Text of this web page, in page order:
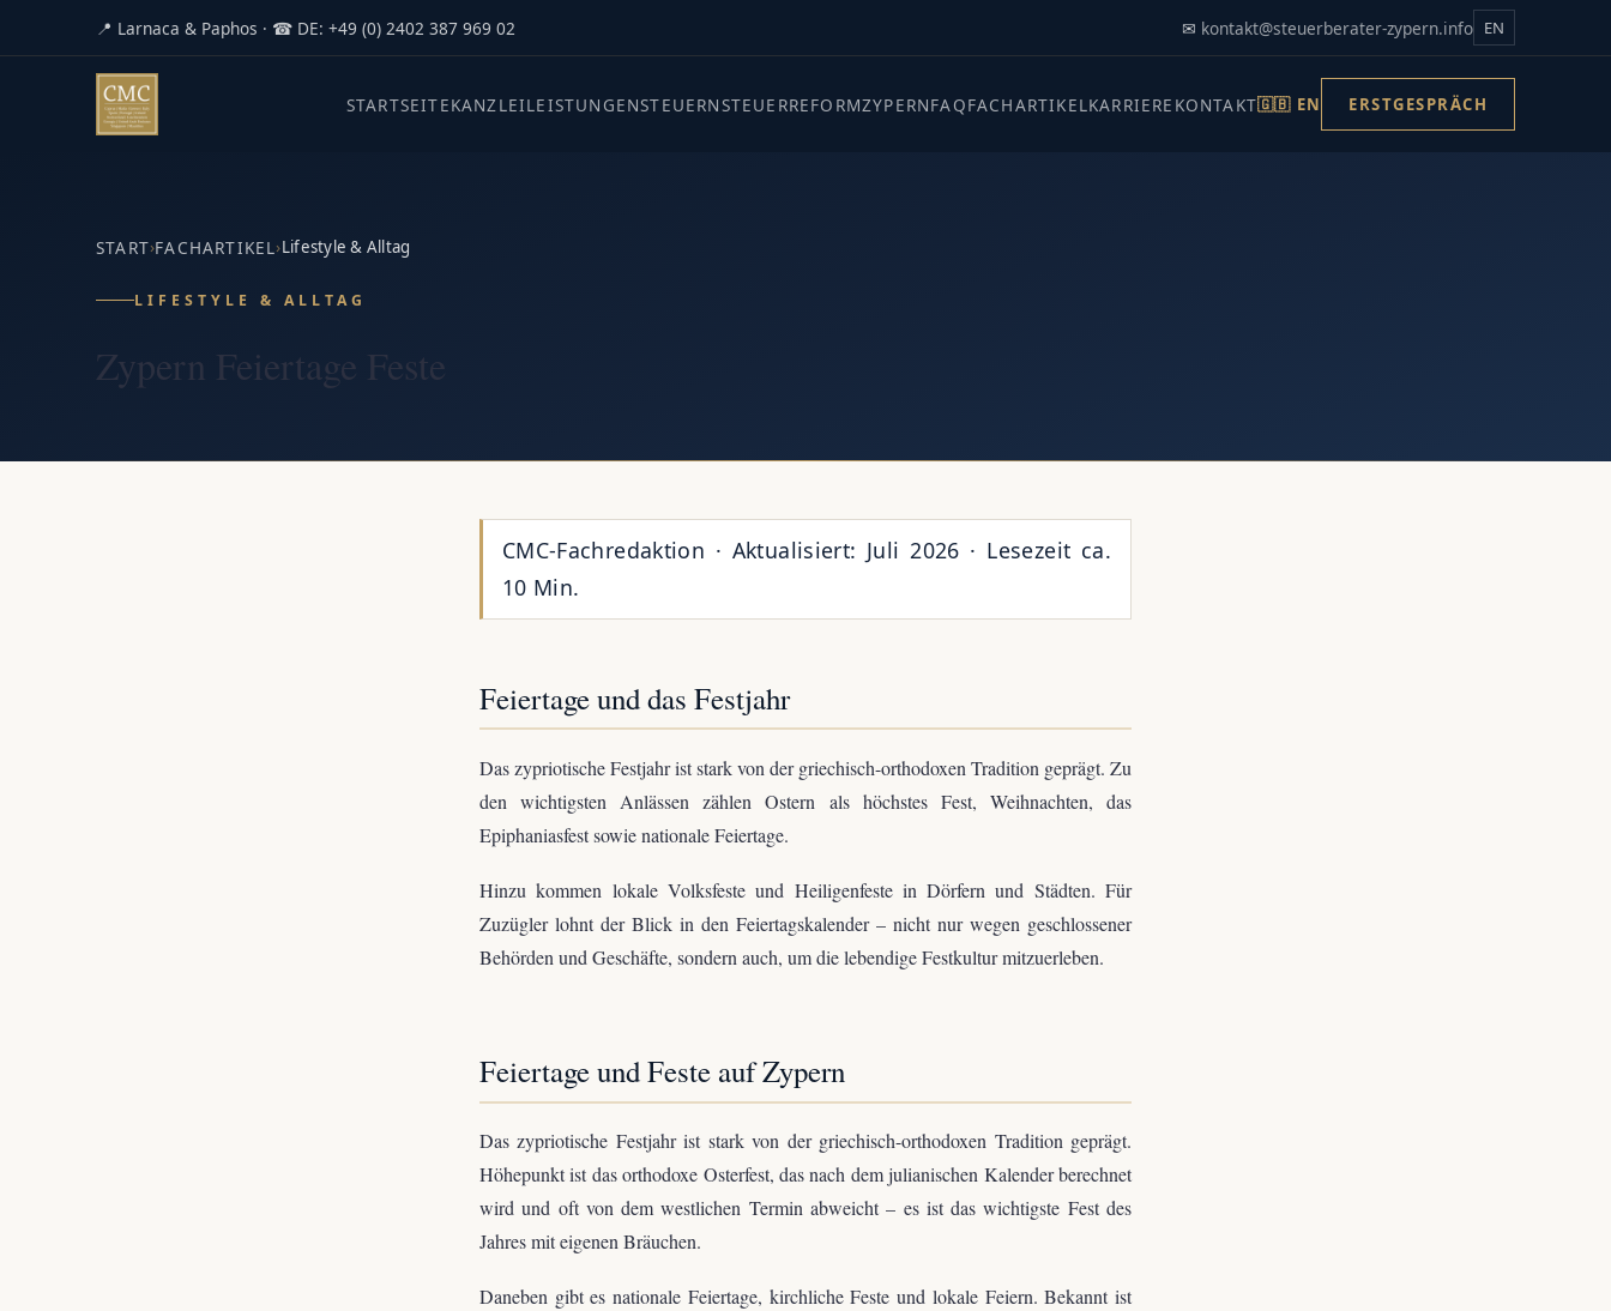
📍 Larnaca & Paphos · ☎ DE: +49 (0) 2402 387 969 02 ✉ kontakt@steuerberater-zypern.info EN
STARTSEITEKANZLEILEISTUNGENSTEUERNSTEUERREFORMZYPERNFAQFACHARTIKELKARRIERE KONTAKT🇬🇧 EN ERSTGESPRÄCH
START›FACHARTIKEL›Lifestyle & Alltag
LIFESTYLE & ALLTAG
Zypern Feiertage Feste
CMC-Fachredaktion · Aktualisiert: Juli 2026 · Lesezeit ca.
10 Min.
Feiertage und das Festjahr
Das zypriotische Festjahr ist stark von der griechisch-orthodoxen Tradition geprägt. Zu
den wichtigsten Anlässen zählen Ostern als höchstes Fest, Weihnachten, das
Epiphaniasfest sowie nationale Feiertage.
Hinzu kommen lokale Volksfeste und Heiligenfeste in Dörfern und Städten. Für
Zuzügler lohnt der Blick in den Feiertagskalender – nicht nur wegen geschlossener
Behörden und Geschäfte, sondern auch, um die lebendige Festkultur mitzuerleben.
Feiertage und Feste auf Zypern
Das zypriotische Festjahr ist stark von der griechisch-orthodoxen Tradition geprägt.
Höhepunkt ist das orthodoxe Osterfest, das nach dem julianischen Kalender berechnet
wird und oft von dem westlichen Termin abweicht – es ist das wichtigste Fest des
Jahres mit eigenen Bräuchen.
Daneben gibt es nationale Feiertage, kirchliche Feste und lokale Feiern. Bekannt ist